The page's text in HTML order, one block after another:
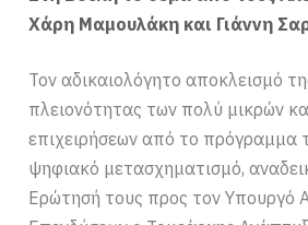
Χάρη Μαμουλάκη και Γιάννη
Τον αδικαιολόγητο αποκλεισμό
πλειονότητας των πολύ μικρών
επιχειρήσεων από το πρόγραμμα
ψηφιακό μετασχηματισμό,
Ερώτησή τους προς τον Υπουργό